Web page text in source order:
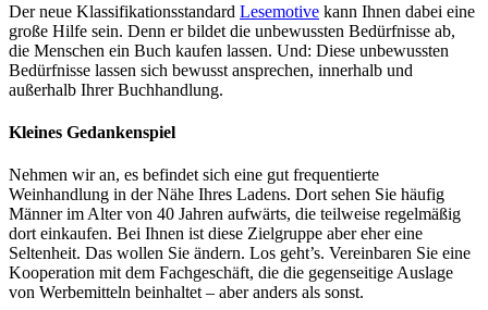
Der neue Klassifikationsstandard Lesemotive kann Ihnen dabei eine
große Hilfe sein. Denn er bildet die unbewussten Bedürfnisse ab,
die Menschen ein Buch kaufen lassen. Und: Diese unbewussten
Bedürfnisse lassen sich bewusst ansprechen, innerhalb und
außerhalb Ihrer Buchhandlung.
Kleines Gedankenspiel
Nehmen wir an, es befindet sich eine gut frequentierte
Weinhandlung in der Nähe Ihres Ladens. Dort sehen Sie häufig
Männer im Alter von 40 Jahren aufwärts, die teilweise regelmäßig
dort einkaufen. Bei Ihnen ist diese Zielgruppe aber eher eine
Seltenheit. Das wollen Sie ändern. Los geht’s. Vereinbaren Sie eine
Kooperation mit dem Fachgeschäft, die die gegenseitige Auslage
von Werbemitteln beinhaltet – aber anders als sonst.